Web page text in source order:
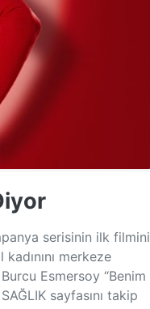
serisinin ilk filmini
merkeze
Esmersoy “Benim
sayfasını takip